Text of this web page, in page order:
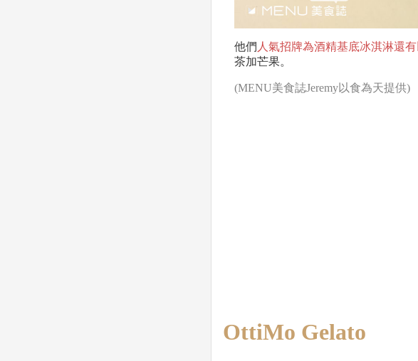
他們 人氣招牌為酒精基底冰淇淋還
茶加芒果。
(MENU美食誌Jeremy以食為天提供)
OttiMo Gelato